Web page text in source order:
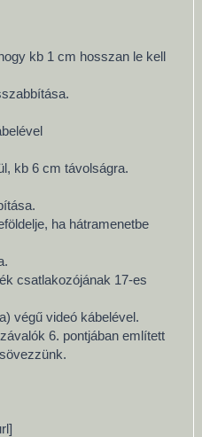
kb 1 cm hosszan le kell
kb 6 cm távolságra.
ha hátramenetbe
csatlakozójának 17-es
végű videó kábelével.
6. pontjában említett